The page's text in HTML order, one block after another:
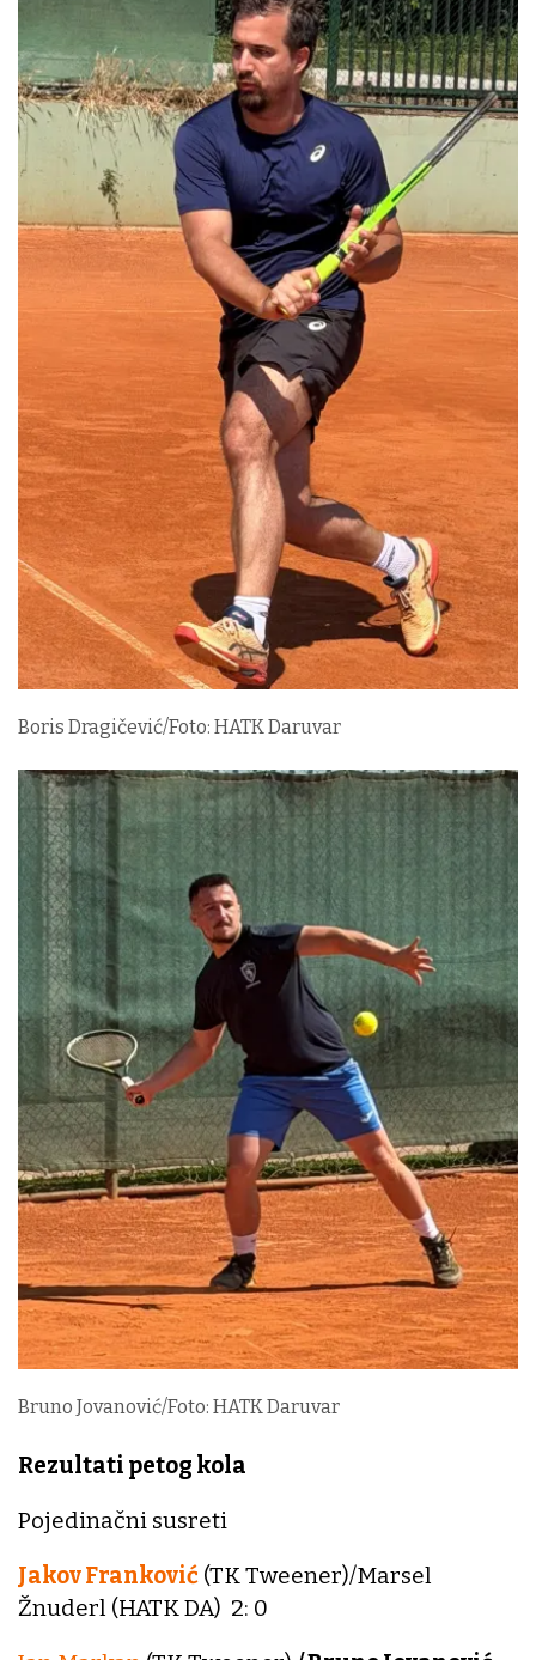
Boris Dragičević/Foto: HATK Daruvar
Bruno Jovanović/Foto: HATK Daruvar
Rezultati petog kola
Pojedinačni susreti
Jakov Franković (TK Tweener)/Marsel
Žnuderl (HATK DA) 2: 0